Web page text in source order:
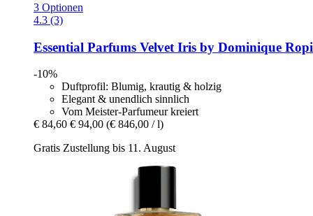
3 Optionen
4.3 (3)
Essential Parfums Velvet Iris by Dominique
-10%
Duftprofil: Blumig, krautig & holzig
Elegant & unendlich sinnlich
Vom Meister-Parfumeur kreiert
€ 84,60 € 94,00 (€ 846,00 / l)
Gratis Zustellung bis 11. August